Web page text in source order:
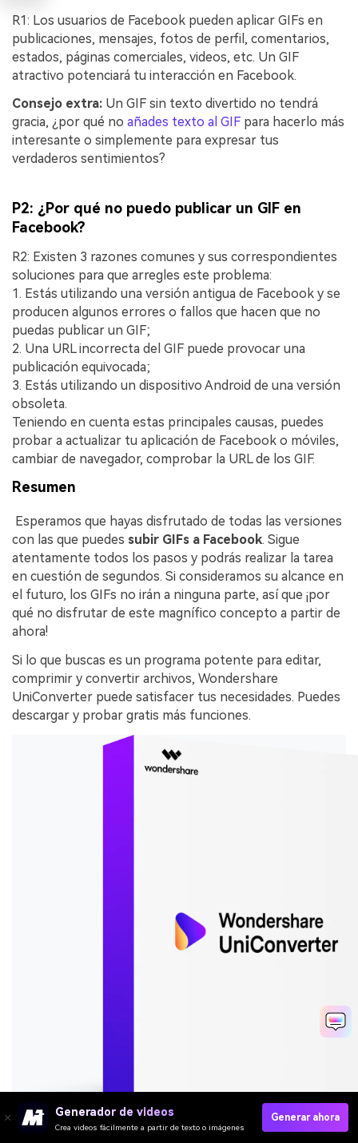
R1: Los usuarios de Facebook pueden aplicar GIFs en
publicaciones, mensajes, fotos de perfil, comentarios,
estados, páginas comerciales, videos, etc. Un GIF
atractivo potenciará tu interacción en Facebook.
󠀰Consejo extra: Un GIF sin texto divertido no tendrá
gracia, ¿por qué no añades texto al GIF para hacerlo más
interesante o simplemente para expresar tus
verdaderos sentimientos?
P2: ¿Por qué no puedo publicar un GIF en
Facebook?
R2: Existen 3 razones comunes y sus correspondientes
soluciones para que arregles este problema:
1.󠀲󠀡󠀥󠀦󠀡󠀩󠀩󠀦󠀠󠀳󠀰 Estás utilizando una versión antigua de Facebook y se
producen algunos errores o fallos que hacen que no
puedas publicar un GIF;
2. Una URL incorrecta del GIF puede provocar una
publicación equivocada;
3.󠀲󠀡󠀥󠀦󠀡󠀩󠀩󠀦󠀢󠀳󠀰 Estás utilizando un dispositivo Android de una versión
obsoleta.
Teniendo en cuenta estas principales causas, puedes
probar a actualizar tu aplicación de Facebook o móviles,
cambiar de navegador, comprobar la URL de los GIF.
Resumen
󠀰 Esperamos que hayas disfrutado de todas las versiones
con las que puedes subir GIFs a Facebook. Sigue
atentamente todos los pasos y podrás realizar la tarea
en cuestión de segundos. Si consideramos su alcance en
el futuro, los GIFs no irán a ninguna parte, así que ¡por
qué no disfrutar de este magnífico concepto a partir de
ahora!
Si lo que buscas es un programa potente para editar,
comprimir y convertir archivos, Wondershare
UniConverter puede satisfacer tus necesidades. Puedes
descargar y probar gratis más funciones.
Generador de videos
Crea videos fácilmente a partir de texto o imágenes
Generar ahora